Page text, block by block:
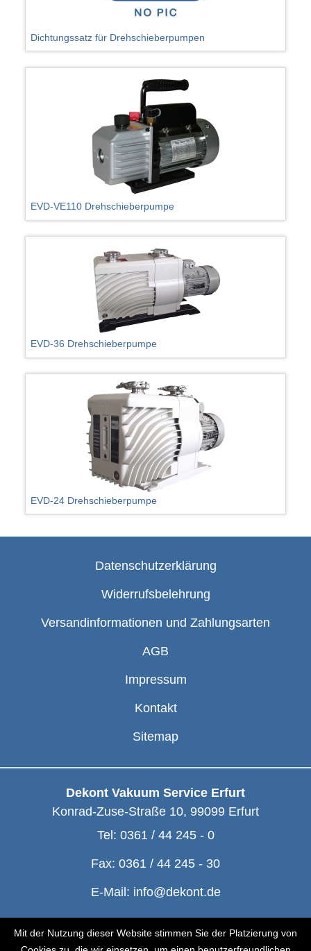
Mit der Nutzung dieser Website stimmen Sie der Platzierung von
Dichtungssatz für Drehschieberpumpen
EVD-VE110 Drehschieberpumpe
EVD-36 Drehschieberpumpe
EVD-24 Drehschieberpumpe
Datenschutzerklärung
Widerrufsbelehrung
Versandinformationen und Zahlungsarten
AGB
Impressum
Kontakt
Sitemap
Dekont Vakuum Service Erfurt
Konrad-Zuse-Straße 10, 99099 Erfurt
Tel: 0361 / 44 245 - 0
Fax: 0361 / 44 245 - 30
E-Mail: info@dekont.de
© Dekont 1991 - 2026